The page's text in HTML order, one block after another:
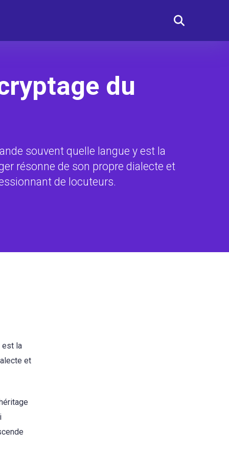
du
souvent quelle langue y est la
résonne de son propre dialecte et
de locuteurs.
est la
et